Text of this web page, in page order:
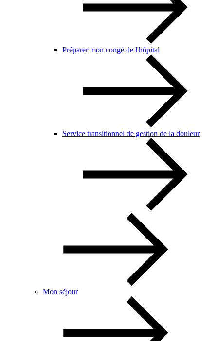
Préparer mon congé de l'hôpital
Service transitionnel de gestion de la douleur
Mon séjour